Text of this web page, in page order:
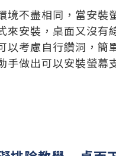
境不盡相同，當安裝
來安裝，桌面又沒有
以考慮自行鑽洞，簡
手做出可以安裝螢幕